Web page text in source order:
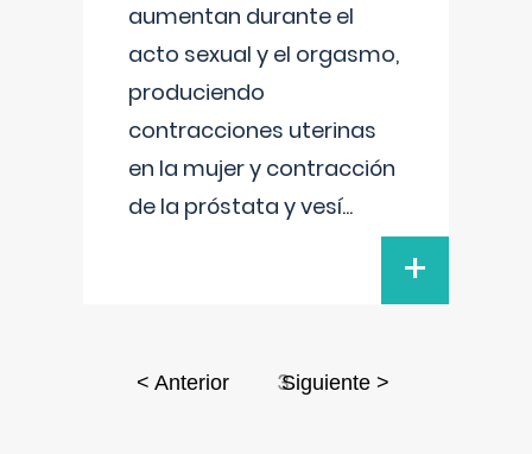
aumentan durante el
acto sexual y el orgasmo,
produciendo
contracciones uterinas
en la mujer y contracción
de la próstata y vesí...
+
< Anterior 3Siguiente >